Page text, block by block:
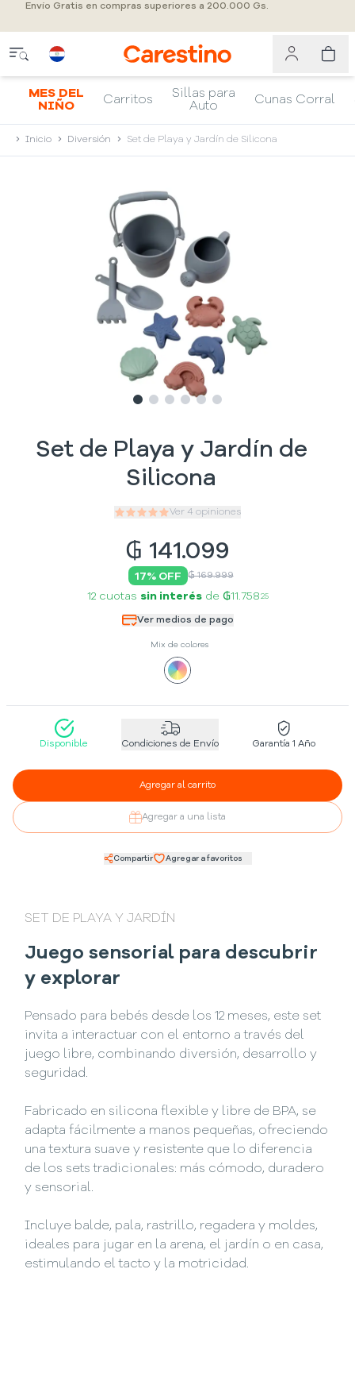
Envío Gratis en compras superiores a 200.000 Gs.
MES DEL
NIÑO
Carritos
Sillas para
Auto
Cunas Corral
Inicio Diversión Set de Playa y Jardín de Silicona
Slide1
Slide2
Slide3
Slide4
SlideSlide
Set de Playa y Jardín de
Silicona
Ver 4 opiniones
₲ 141.099
17% OFF ₲ 169.999
12 cuotas sin interésde ₲11.758 25
Ver medios de pago
Mix de colores
Disponible Condiciones de Envío Garantía 1 Año
Agregar al carrito
Agregar a una lista
Compartir Agregar a favoritos
SET DE PLAYA Y JARDÍN
Juego sensorial para descubrir
y explorar
Pensado para bebés desde los 12 meses, este set
invita a interactuar con el entorno a través del
juego libre, combinando diversión, desarrollo y
seguridad.
Fabricado en silicona flexible y libre de BPA, se
adapta fácilmente a manos pequeñas, ofreciendo
una textura suave y resistente que lo diferencia
de los sets tradicionales: más cómodo, duradero
y sensorial.
Incluye balde, pala, rastrillo, regadera y moldes,
ideales para jugar en la arena, el jardín o en casa,
estimulando el tacto y la motricidad.